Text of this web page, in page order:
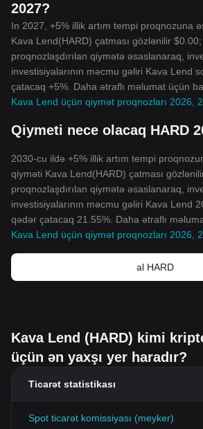
2027?
In 2027, +5% illik artım tempi proqnozuna
Kava Lend(HARD) çatması gözlənilir
proqnozlaşdırılan qiymətə əsaslanaraq,
investisiyalarının məcmu gəliri Kava Lend
çatacaq +5%. Daha ətraflı məlumat üçün
Kava Lend üçün qiymət proqnozları 2026,
Qiymeti nece olacaq HARD
2030-cu ildə +5% illik artım tempi
qiyməti Kava Lend(HARD) çatması
proqnozlaşdırılan qiymətə əsaslanaraq,
investisiyalarının məcmu gəliri Kava Lend
qədər çatacaq 21.55%. Daha ətraflı
Kava Lend üçün qiymət proqnozları 2026,
al HARD
Kava Lend (HARD) kimi
üçün ən yaxşı yer haradır?
Ticarət statistikası
Spot ticarət komissiyası (meyker)